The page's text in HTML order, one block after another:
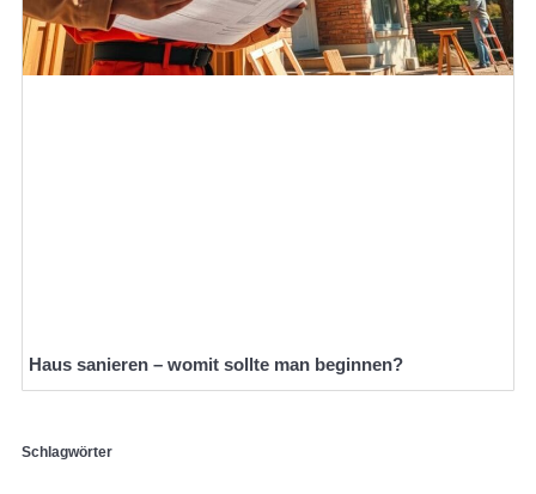
Haus sanieren – womit sollte man beginnen?
Schlagwörter